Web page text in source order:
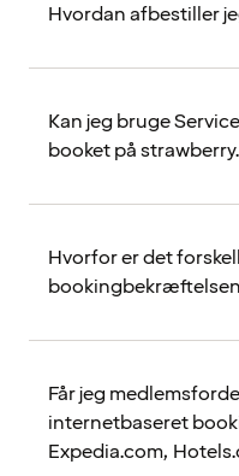
Hvordan afbestiller
Kan jeg bruge
booket på
Hvorfor er det
Får jeg
internetbaseret
Expedia.com,